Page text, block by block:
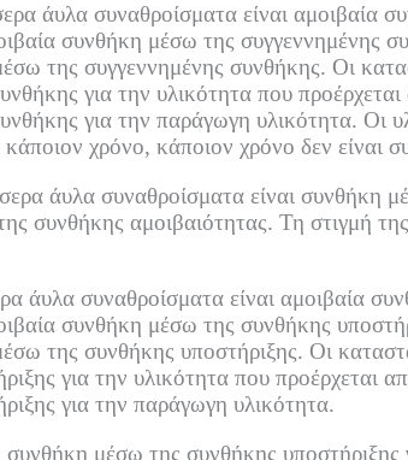
άυλα συναθροίσματα είναι αμοιβαία
συνθήκη μέσω της συγγεννημένης
της συγγεννημένης συνθήκης. Οι
για την υλικότητα που
για την παράγωγη υλικότητα. Οι
κάποιον χρόνο, κάποιον χρόνο δεν
άυλα συναθροίσματα είναι συνθήκη
συνθήκης αμοιβαιότητας. Τη στιγμή
άυλα συναθροίσματα είναι αμοιβαία
συνθήκη μέσω της συνθήκης
της συνθήκης υποστήριξης. Οι
για την υλικότητα που προέρχεται
για την παράγωγη υλικότητα.
μέσω της συνθήκης υποστήριξης